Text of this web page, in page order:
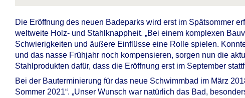
Die Eröffnung des neuen Badeparks wird erst im Spätsommer
weltweite Holz- und Stahlknappheit. „Bei einem komplexen
Schwierigkeiten und äußere Einflüsse eine Rolle spielen.
und das nasse Frühjahr noch kompensieren, sorgen nun die
Stahlprodukten dafür, dass die Eröffnung erst im September
Bei der Bauterminierung für das neue Schwimmbad im März
Sommer 2021“. „Unser Wunsch war natürlich das Bad,